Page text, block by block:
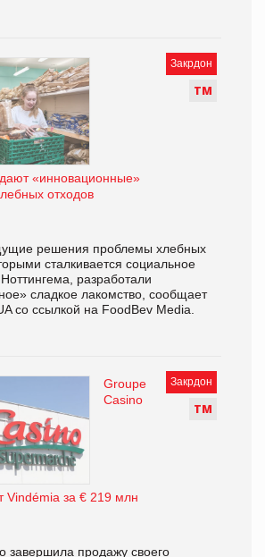
Закрдон
ТМ
«инновационные»
отходов
решения проблемы хлебных
сталкивается социальное
разработали
сладкое лакомство, сообщает
со ссылкой на FoodBev Media.
Закрдон
ТМ
Groupe
Casino
Vindémia за € 219 млн
завершила продажу своего